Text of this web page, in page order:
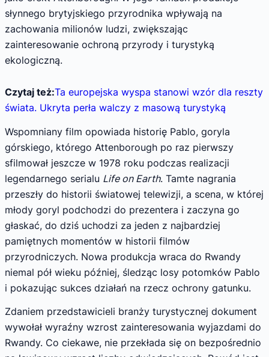
słynnego brytyjskiego przyrodnika wpływają na
zachowania milionów ludzi, zwiększając
zainteresowanie ochroną przyrody i turystyką
ekologiczną.
Czytaj też:Ta europejska wyspa stanowi wzór dla reszty
świata. Ukryta perła walczy z masową turystyką
Wspomniany film opowiada historię Pablo, goryla
górskiego, którego Attenborough po raz pierwszy
sfilmował jeszcze w 1978 roku podczas realizacji
legendarnego serialu Life on Earth. Tamte nagrania
przeszły do historii światowej telewizji, a scena, w której
młody goryl podchodzi do prezentera i zaczyna go
głaskać, do dziś uchodzi za jeden z najbardziej
pamiętnych momentów w historii filmów
przyrodniczych. Nowa produkcja wraca do Rwandy
niemal pół wieku później, śledząc losy potomków Pablo
i pokazując sukces działań na rzecz ochrony gatunku.
Zdaniem przedstawicieli branży turystycznej dokument
wywołał wyraźny wzrost zainteresowania wyjazdami do
Rwandy. Co ciekawe, nie przekłada się on bezpośrednio